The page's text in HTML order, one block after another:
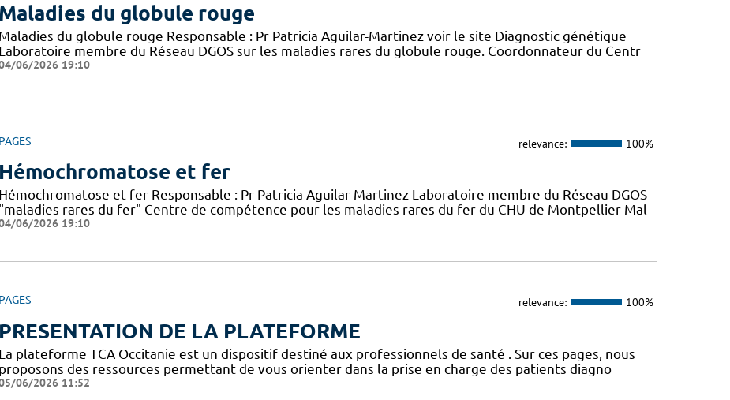
Maladies du globule rouge
Maladies du globule rouge Responsable : Pr Patricia Aguilar-Martinez voir le site Diagnostic génétique
Laboratoire membre du Réseau DGOS sur les maladies rares du globule rouge. Coordonnateur du Centr
06/2026 19:10
PAGES relevance: 100%
Hémochromatose et fer
Hémochromatose et fer Responsable : Pr Patricia Aguilar-Martinez Laboratoire membre du Réseau DGOS
"maladies rares du fer" Centre de compétence pour les maladies rares du fer du CHU de Montpellier Mal
06/2026 19:10
PAGES relevance: 100%
PRESENTATION DE LA PLATEFORME
La plateforme TCA Occitanie est un dispositif destiné aux professionnels de santé . Sur ces pages, nous
proposons des ressources permettant de vous orienter dans la prise en charge des patients diagno
06/2026 11:52